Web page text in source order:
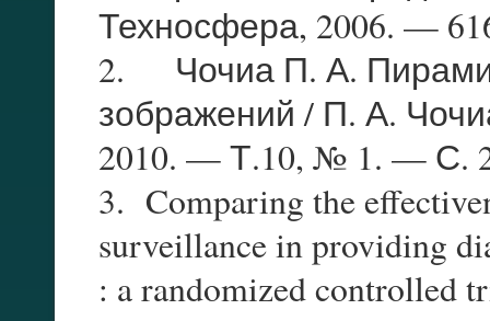
Техносфера, 2006. —
2. Чочиа П. А.
зображений / П. А.
2010. — Т.10, № 1. — С.
3. Comparing the
surveillance in providing
: a randomized controlled